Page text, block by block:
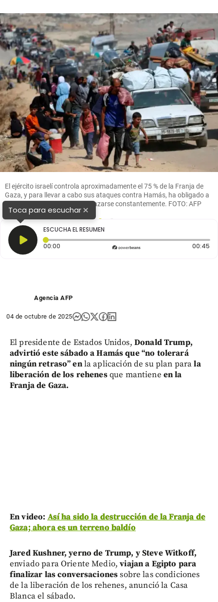
El ejército israelí controla aproximadamente el 75 % de la Franja de
Gaza, y para llevar a cabo sus ataques contra Hamás, ha obligado a
la población palestina a desplazarse constantemente. FOTO: AFP
Toca para escuchar×
ESCUCHA EL RESUMEN
00:00 Tiempo transcurrido: 0 segundos 00:45
Agencia AFP
04 de octubre de 2025
El presidente de Estados Unidos, Donald Trump,
advirtió este sábado a Hamás que “no tolerará
ningún retraso” enla aplicación de su plan parala
liberación de los rehenesque mantiene en la
Franja de Gaza.
En video: Así ha sido la destrucción de la Franja de
Gaza; ahora es un terreno baldío
Jared Kushner, yerno de Trump, y Steve Witkoff,
enviado para Oriente Medio,viajan a Egipto para
finalizar las conversacionessobre las condiciones
de la liberación de los rehenes, anunció la Casa
Blanca el sábado.